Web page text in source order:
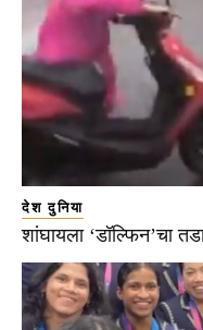
देश दुनिया
शांघायला ‘डॉल्फिन’चा